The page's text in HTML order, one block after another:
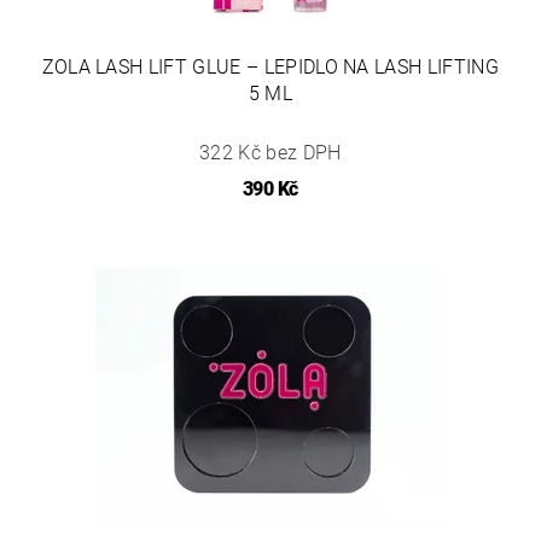
ZOLA LASH LIFT GLUE – LEPIDLO NA LASH LIFTING
5 ML
322 Kč bez DPH
390 Kč